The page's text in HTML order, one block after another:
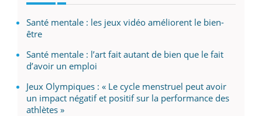
Santé mentale : les jeux vidéo améliorent le bien-
être
Santé mentale : l’art fait autant de bien que le fait
d’avoir un emploi
Jeux Olympiques : « Le cycle menstruel peut avoir
un impact négatif et positif sur la performance des
athlètes »